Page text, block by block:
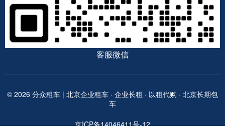
客服微信
© 2026 分众租车 | 北京企业租车 · 企业长租 · 以租代购 · 北京长期包
车
京ICP备14046411号-12